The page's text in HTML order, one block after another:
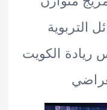
الكويت